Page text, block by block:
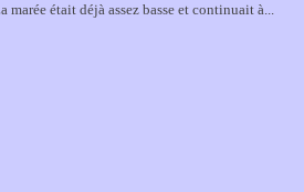
marée était déjà assez basse et continuait à...